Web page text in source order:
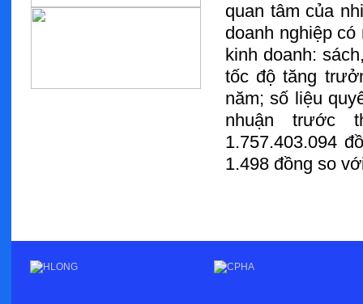
quan tâm của
doanh nghiệp
kinh doanh:
tốc độ tăng
năm; số liệu
nhuận trước
1.757.403.094
1.498 đồng so